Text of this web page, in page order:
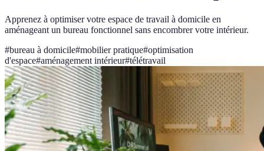
Apprenez à optimiser votre espace de travail à domicile en
aménageant un bureau fonctionnel sans encombrer votre intérieur.
#bureau à domicile#mobilier pratique#optimisation
d'espace#aménagement intérieur#télétravail